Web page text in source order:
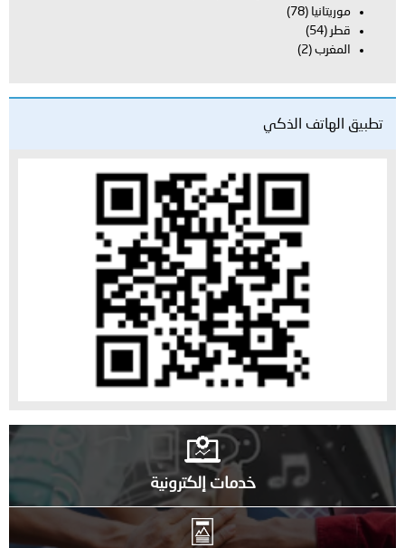
موريتانيا (78)
قطر (54)
المغرب (2)
تطبيق الهاتف الذكي
خدمات إلكترونية